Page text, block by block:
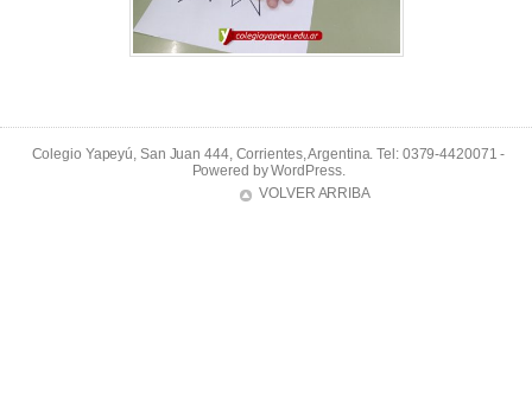
Colegio Yapeyú, San Juan 444, Corrientes, Argentina. Tel: 0379-4420071 -
Powered byWordPress.
VOLVER ARRIBA